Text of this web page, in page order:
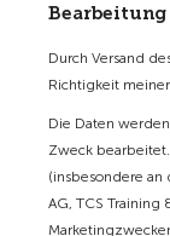
Bearbeitung
Durch Versand
Richtigkeit
Die Daten
Zweck
(insbesondere an
AG, TCS Training